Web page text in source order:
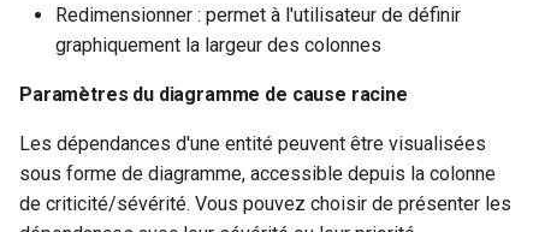
Redimensionner : permet à l'utilisateur de définir
graphiquement la largeur des colonnes
Paramètres du diagramme de cause racine
Les dépendances d'une entité peuvent être visualisées
sous forme de diagramme, accessible depuis la colonne
de criticité/sévérité. Vous pouvez choisir de présenter les